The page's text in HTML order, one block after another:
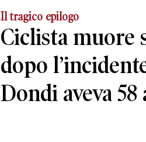
Il tragico epilogo
Ciclista muore
dopo
Dondi aveva 58